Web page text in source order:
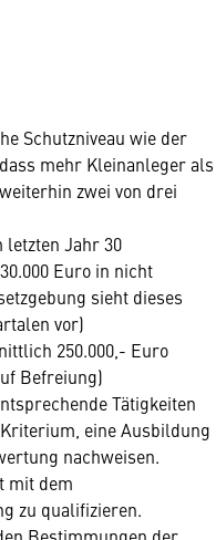
Schutzniveau wie der
mehr Kleinanleger als
zwei von drei
letzten Jahr 30
Euro in nicht
sieht dieses
vor)
250.000,- Euro
Befreiung)
Tätigkeiten
eine Ausbildung
nachweisen.
mit dem
zu qualifizieren.